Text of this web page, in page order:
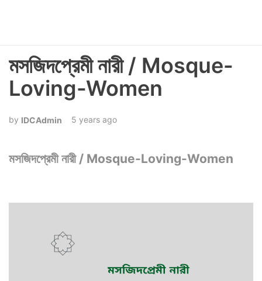
মসজিদপ্রেমী নারী / Mosque-
Loving-Women
IDCAdmin 5 years ago
মসজিদপ্রেমী নারী / Mosque-Loving-Women